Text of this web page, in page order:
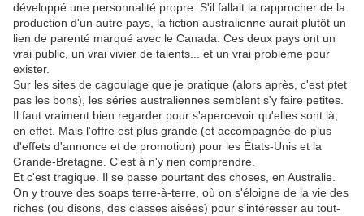
développé une personnalité propre. S'il fallait la rapprocher de la
production d'un autre pays, la fiction australienne aurait plutôt un
lien de parenté marqué avec le Canada. Ces deux pays ont un
vrai public, un vrai vivier de talents... et un vrai problème pour
exister.
Sur les sites de cagoulage que je pratique (alors après, c'est ptet
pas les bons), les séries australiennes semblent s'y faire petites.
Il faut vraiment bien regarder pour s'apercevoir qu'elles sont là,
en effet. Mais l'offre est plus grande (et accompagnée de plus
d'effets d'annonce et de promotion) pour les États-Unis et la
Grande-Bretagne. C'est à n'y rien comprendre.
Et c'est tragique. Il se passe pourtant des choses, en Australie.
On y trouve des soaps terre-à-terre, où on s'éloigne de la vie des
riches (ou disons, des classes aisées) pour s'intéresser au tout-